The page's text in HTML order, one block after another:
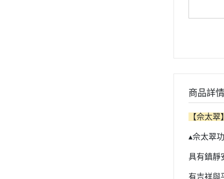
商品詳情
【佘太翠
▴佘太翠
具有鎮靜
有吉祥與